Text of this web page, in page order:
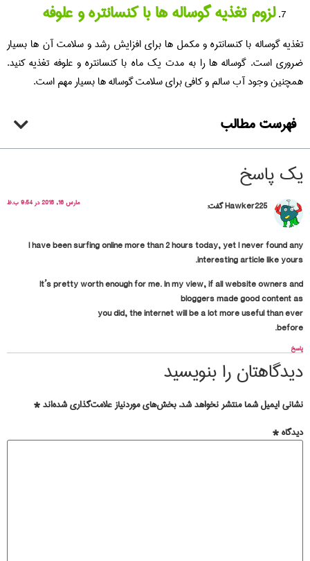
لزوم تغذیه گوساله ها با کنسانتره و علوفه
تغذیه گوساله با کنسانتره و مکمل ها برای افزایش رشد و سلامت آن ها بسیار
ضروری است. گوساله ها را به مدت یک ماه با کنسانتره و علوفه تغذیه کنید.
همچنین وجود آب سالم و کافی برای سلامت گوساله ها بسیار مهم است.
فهرست مطالب
یک پاسخ
Hawker225گفت: مارس 16, 2018 در 9:54 ب.ظ
I have been surfing online more than 2 hours today, yet I never found any
interesting article like yours.
It’s pretty worth enough for me. In my view, if all website owners and
bloggers made good content as
you did, the internet will be a lot more useful than ever
before.
پاسخ
دیدگاهتان را بنویسید
نشانی ایمیل شما منتشر نخواهد شد. بخش‌های موردنیاز علامت‌گذاری شده‌اند*
دیدگاه*